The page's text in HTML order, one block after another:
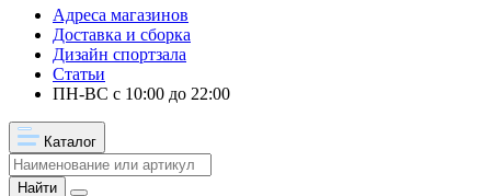
Адреса магазинов
Доставка и сборка
Дизайн спортзала
Статьи
ПН-ВС с 10:00 до 22:00
Каталог
Найти